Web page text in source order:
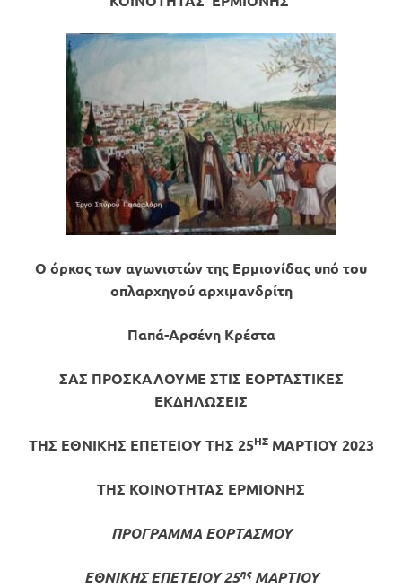
Ο όρκος των αγωνιστών της Ερμιονίδας υπό του
οπλαρχηγού αρχιμανδρίτη
Παπά-Αρσένη Κρέστα
ΣΑΣ ΠΡΟΣΚΑΛΟΥΜΕ ΣΤΙΣ ΕΟΡΤΑΣΤΙΚΕΣ
ΕΚΔΗΛΩΣΕΙΣ
ΤΗΣ ΕΘΝΙΚΗΣ ΕΠΕΤΕΙΟΥ ΤΗΣ 25ΗΣΜΑΡΤΙΟΥ 2023
ΤΗΣ ΚΟΙΝΟΤΗΤΑΣ ΕΡΜΙΟΝΗΣ
ΠΡΟΓΡΑΜΜΑ ΕΟΡΤΑΣΜΟΥ
ΕΘΝΙΚΗΣ ΕΠΕΤΕΙΟΥ 25ηςΜΑΡΤΙΟΥ